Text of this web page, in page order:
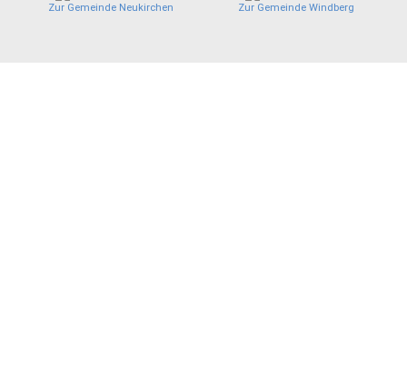
Zur Gemeinde Neukirchen Zur Gemeinde Windberg